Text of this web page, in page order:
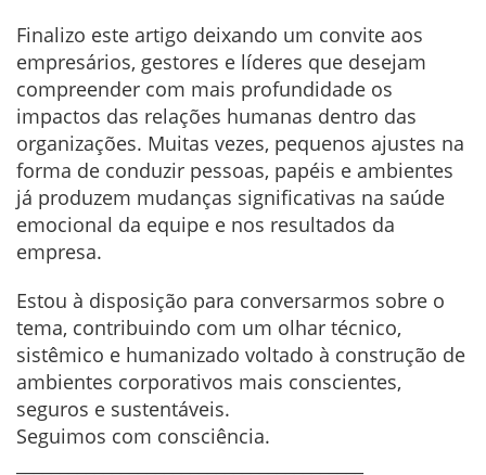
Finalizo este artigo deixando um convite aos
empresários, gestores e líderes que desejam
compreender com mais profundidade os
impactos das relações humanas dentro das
organizações. Muitas vezes, pequenos ajustes na
forma de conduzir pessoas, papéis e ambientes
já produzem mudanças significativas na saúde
emocional da equipe e nos resultados da
empresa.
Estou à disposição para conversarmos sobre o
tema, contribuindo com um olhar técnico,
sistêmico e humanizado voltado à construção de
ambientes corporativos mais conscientes,
seguros e sustentáveis.
Seguimos com consciência.